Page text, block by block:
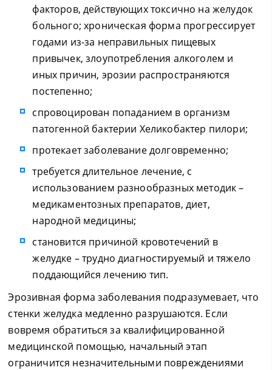
факторов, действующих токсично на желудок
больного; хроническая форма прогрессирует
годами из-за неправильных пищевых
привычек, злоупотребления алкоголем и
иных причин, эрозии распространяются
постепенно;
спровоцирован попаданием в организм
патогенной бактерии Хеликобактер пилори;
протекает заболевание долговременно;
требуется длительное лечение, с
использованием разнообразных методик –
медикаментозных препаратов, диет,
народной медицины;
становится причиной кровотечений в
желудке – трудно диагностируемый и тяжело
поддающийся лечению тип.
Эрозивная форма заболевания подразумевает, что
стенки желудка медленно разрушаются. Если
вовремя обратиться за квалифицированной
медицинской помощью, начальный этап
ограничится незначительными повреждениями